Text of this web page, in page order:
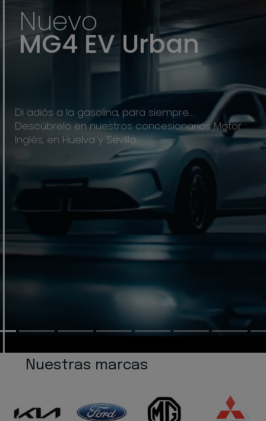
CANAL DE DENUNCIAS
Nuevo
MG4 EV Urban
Di adiós a la gasolina, para siempre...
Descúbrelo en nuestros concesionarios Motor
Inglés, en Huelva y Sevilla.
Nuestras marcas